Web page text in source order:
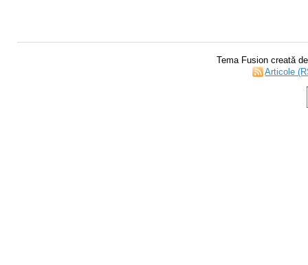
Tema Fusion creată
Articole